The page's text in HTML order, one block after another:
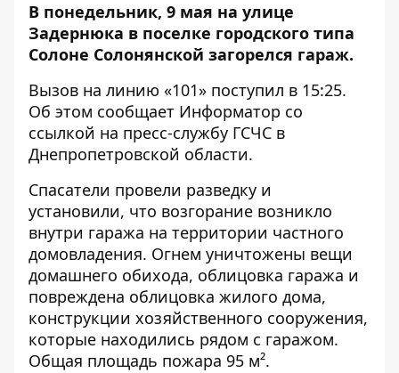
В понедельник, 9 мая на улице
Задернюка в поселке городского типа
Солоне Солонянской загорелся гараж.
Вызов на линию «101» поступил в 15:25.
Об этом сообщает Информатор со
ссылкой на пресс-службу ГСЧС в
Днепропетровской области.
Спасатели провели разведку и
установили, что возгорание возникло
внутри гаража на территории частного
домовладения. Огнем уничтожены вещи
домашнего обихода, облицовка гаража и
повреждена облицовка жилого дома,
конструкции хозяйственного сооружения,
которые находились рядом с гаражом.
Общая площадь пожара 95 м².